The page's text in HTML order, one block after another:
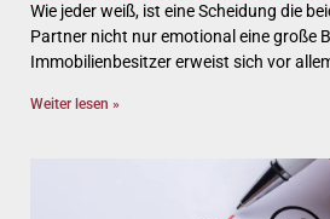
Wie jeder weiß, ist eine Scheidung die
Partner nicht nur emotional eine große
Immobilienbesitzer erweist sich vor
Weiter lesen »